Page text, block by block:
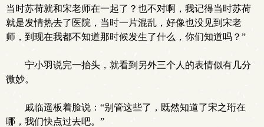
当时苏荷就和宋老师在一起了？也不对啊，我记得当时苏荷
就是发情热去了医院，当时一片混乱，好像也没见到宋老
师，到现在我都不知道那时候发生了什么，你们知道吗？”
宁小羽说完一抬头，就看到另外三个人的表情似有几分
微妙。
戚临遥板着脸说：“别管这些了，既然知道了宋之珩在
哪，我们快点过去吧。”